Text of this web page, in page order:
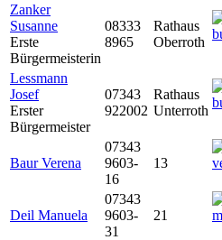
Zanker
Susanne
Erste
Bürgermeisterin
08333
8965
Rathaus
Oberroth
Lessmann
Josef
Erster
Bürgermeister
07343
922002
Rathaus
Unterroth
Baur Verena
07343
9603-
16
13
Deil Manuela
07343
9603-
31
21